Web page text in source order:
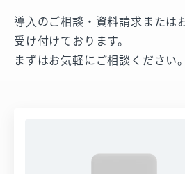
導⼊のご相談・資料請求または
受け付けております。
まずはお気軽にご相談ください。